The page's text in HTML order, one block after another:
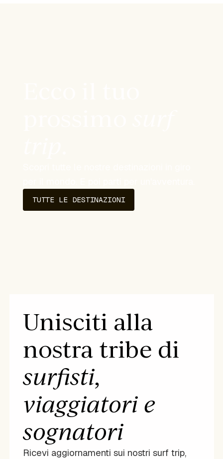
TUTTE LE DESTINAZIONI
Unisciti alla
nostra tribe di
surfisti,
viaggiatori e
sognatori
Ricevi aggiornamenti sui nostri surf trip,